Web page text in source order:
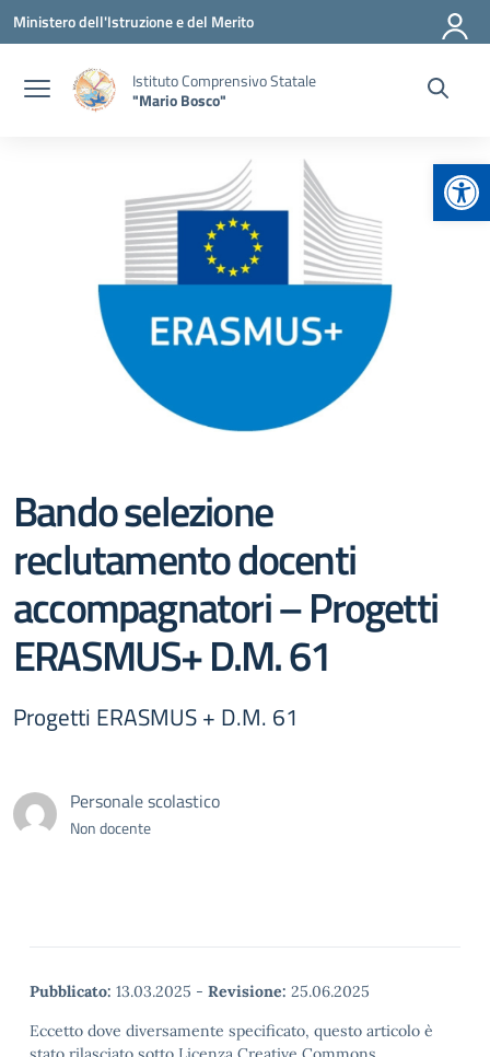
Vai ai contenuti
Vai al menu di navigazione
Vai al footer
Ministero dell'Istruzione e del Merito
Istituto Comprensivo Statale
"Mario Bosco"
Bando selezione
reclutamento docenti
accompagnatori – Progetti
ERASMUS+ D.M. 61
Progetti ERASMUS + D.M. 61
Personale scolastico
Non docente
Pubblicato: 13.03.2025 - Revisione: 25.06.2025
Eccetto dove diversamente specificato, questo articolo è